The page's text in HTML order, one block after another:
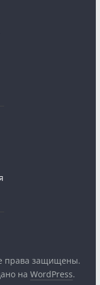
права защищены.
наWordPress.